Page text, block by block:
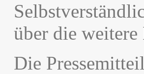
über die
Die